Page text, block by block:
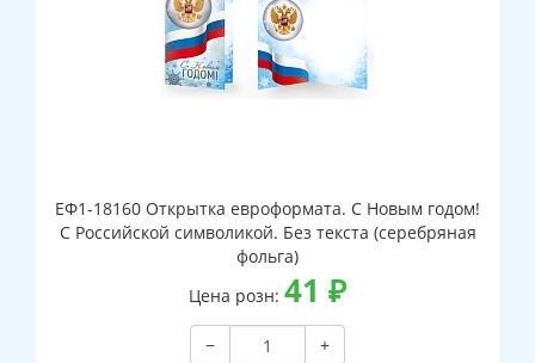
ЕФ1-18160 Открытка евроформата. С Новым годом!
С Российской символикой. Без текста (серебряная
фольга)
Цена розн: 41 ₽
−
+